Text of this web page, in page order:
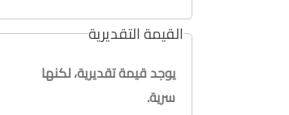
القيمة التقديرية
يوجد قيمة تقديرية، لكنها
سرية.